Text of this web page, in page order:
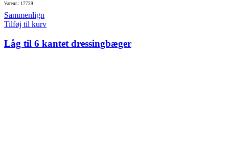
Varenr.: 17729
Sammenlign
Tilføj til kurv
Låg til 6 kantet dressingbæger